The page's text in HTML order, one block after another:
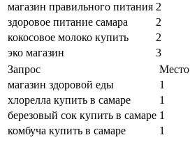
магазин правильного питания 2
здоровое питание самара
2
кокосовое молоко купить
2
эко магазин
3
Запрос
Место
магазин здоровой еды
1
хлорелла купить в самаре
1
березовый сок купить в самаре 1
комбуча купить в самаре
1